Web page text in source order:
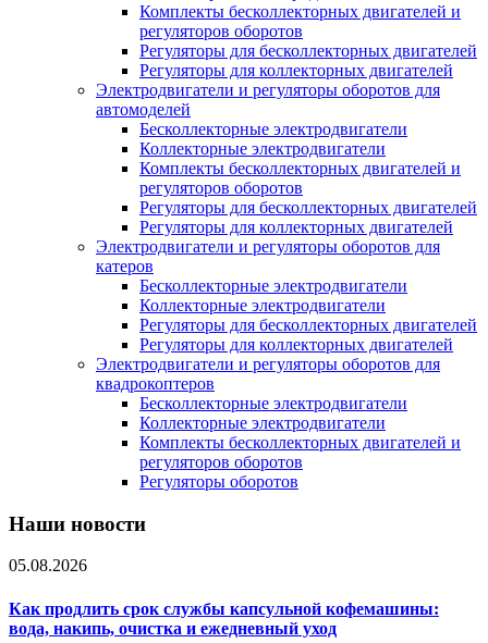
Комплекты бесколлекторных двигателей и
регуляторов оборотов
Регуляторы для бесколлекторных двигателей
Регуляторы для коллекторных двигателей
Электродвигатели и регуляторы оборотов для
автомоделей
Бесколлекторные электродвигатели
Коллекторные электродвигатели
Комплекты бесколлекторных двигателей и
регуляторов оборотов
Регуляторы для бесколлекторных двигателей
Регуляторы для коллекторных двигателей
Электродвигатели и регуляторы оборотов для
катеров
Бесколлекторные электродвигатели
Коллекторные электродвигатели
Регуляторы для бесколлекторных двигателей
Регуляторы для коллекторных двигателей
Электродвигатели и регуляторы оборотов для
квадрокоптеров
Бесколлекторные электродвигатели
Коллекторные электродвигатели
Комплекты бесколлекторных двигателей и
регуляторов оборотов
Регуляторы оборотов
Наши новости
05.08.2026
Как продлить срок службы капсульной кофемашины:
вода, накипь, очистка и ежедневный уход